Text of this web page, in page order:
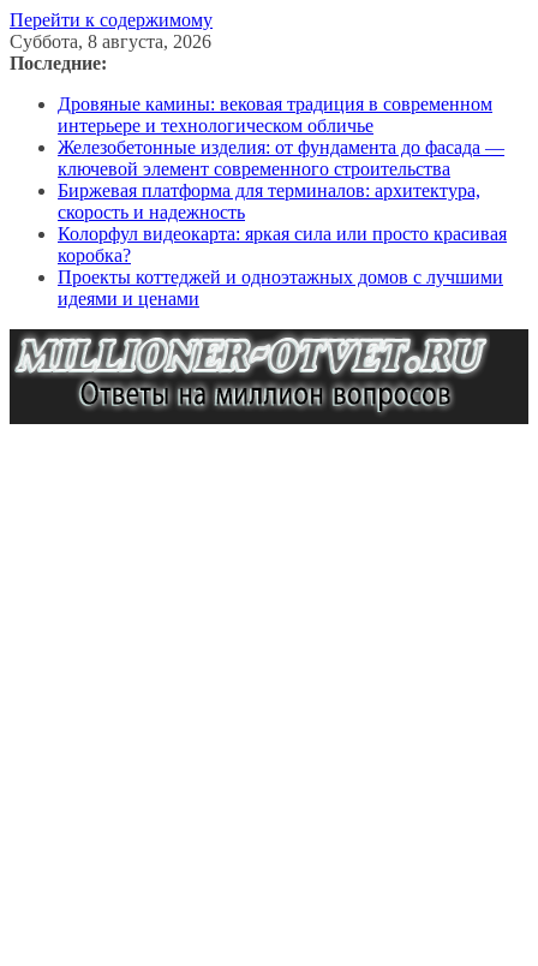
Перейти к содержимому
Суббота, 8 августа, 2026
Последние:
Дровяные камины: вековая традиция в современном
интерьере и технологическом обличье
Железобетонные изделия: от фундамента до фасада —
ключевой элемент современного строительства
Биржевая платформа для терминалов: архитектура,
скорость и надежность
Колорфул видеокарта: яркая сила или просто красивая
коробка?
Проекты коттеджей и одноэтажных домов с лучшими
идеями и ценами